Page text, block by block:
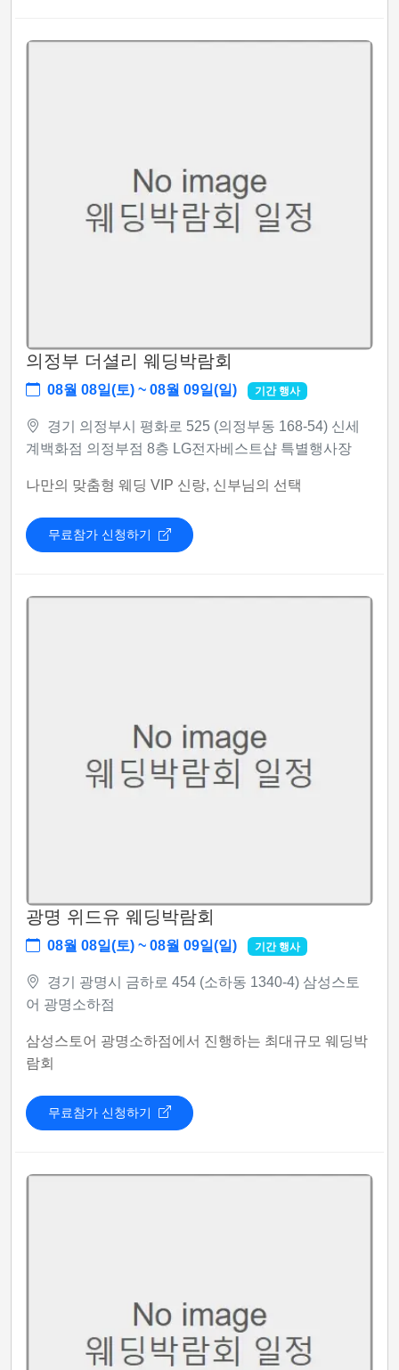
의정부 더셜리 웨딩박람회
08월 08일(토) ~ 08월 09일(일) 기간 행사
경기 의정부시 평화로 525 (의정부동 168-54) 신세
계백화점 의정부점 8층 LG전자베스트샵 특별행사장
나만의 맞춤형 웨딩 VIP 신랑, 신부님의 선택
무료참가 신청하기
광명 위드유 웨딩박람회
08월 08일(토) ~ 08월 09일(일) 기간 행사
경기 광명시 금하로 454 (소하동 1340-4) 삼성스토
어 광명소하점
삼성스토어 광명소하점에서 진행하는 최대규모 웨딩박
람회
무료참가 신청하기